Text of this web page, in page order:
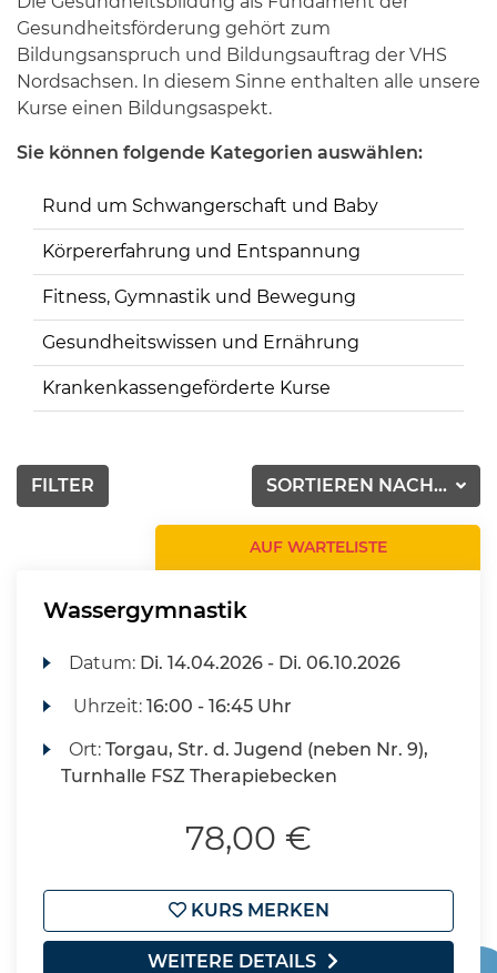
Gesundheitsförderung gehört zum
Bildungsanspruch und Bildungsauftrag der VHS
Nordsachsen. In diesem Sinne enthalten alle unsere
Kurse einen Bildungsaspekt.
Sie können folgende Kategorien auswählen:
Rund um Schwangerschaft und Baby
Körpererfahrung und Entspannung
Fitness, Gymnastik und Bewegung
Gesundheitswissen und Ernährung
Krankenkassengeförderte Kurse
SORTIEREN NACH...
FILTER
AUF WARTELISTE
Wassergymnastik
Datum: Di. 14.04.2026 - Di. 06.10.2026
Uhrzeit:16:00 - 16:45 Uhr
Ort:Torgau, Str. d. Jugend (neben Nr. 9),
Turnhalle FSZ Therapiebecken
78,00 €
KURS MERKEN
WEITERE DETAILS